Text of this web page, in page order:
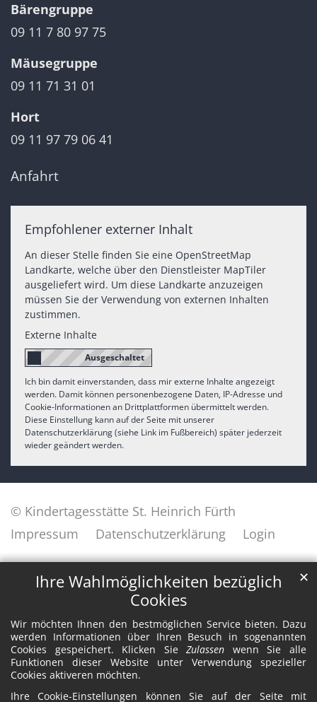
Ihre Wahlmöglichkeiten bezüglich
Cookies
Wir möchten Ihnen den bestmöglichen Service bieten. Dazu
werden Informationen über Ihren Besuch in sogenannten
Cookies gespeichert. Klicken SieZulassen wenn Sie alle
Funktionen dieser Website unter Verwendung spezieller
Cookies aktiveren möchten.
Ihre Cookie-Einstellungen können Sie auf der Seite mit
✕
Bärengruppe
09 11 7 80 97 75
Mäusegruppe
09 11 71 31 01
Hort
09 11 97 79 06 41
Anfahrt
Empfohlener externer Inhalt
An dieser Stelle finden Sie eine OpenStreetMap
Landkarte, welche über den Dienstleister MapTiler
ausgeliefert wird. Um diese Landkarte anzuzeigen
müssen Sie der Verwendung von externen Inhalten
zustimmen.
Externe Inhalte
Ich bin damit einverstanden, dass mir externe Inhalte angezeigt
werden. Damit können personenbezogene Daten, IP-Adresse und
Cookie-Informationen an Drittplattformen übermittelt werden.
Diese Einstellung kann auf der Seite mit unserer
Datenschutzerklärung (siehe Link im Fußbereich) später jederzeit
wieder geändert werden.
© Kindertagesstätte St. Heinrich Fürth
Impressum
Datenschutzerklärung Login